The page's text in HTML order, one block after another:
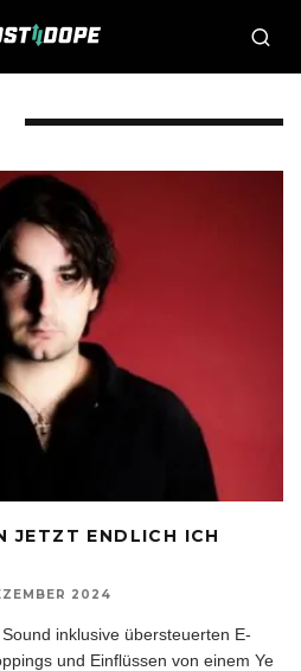
JETZT ENDLICH ICH
2024
inklusive übersteuerten E-
und Einflüssen von einem Ye